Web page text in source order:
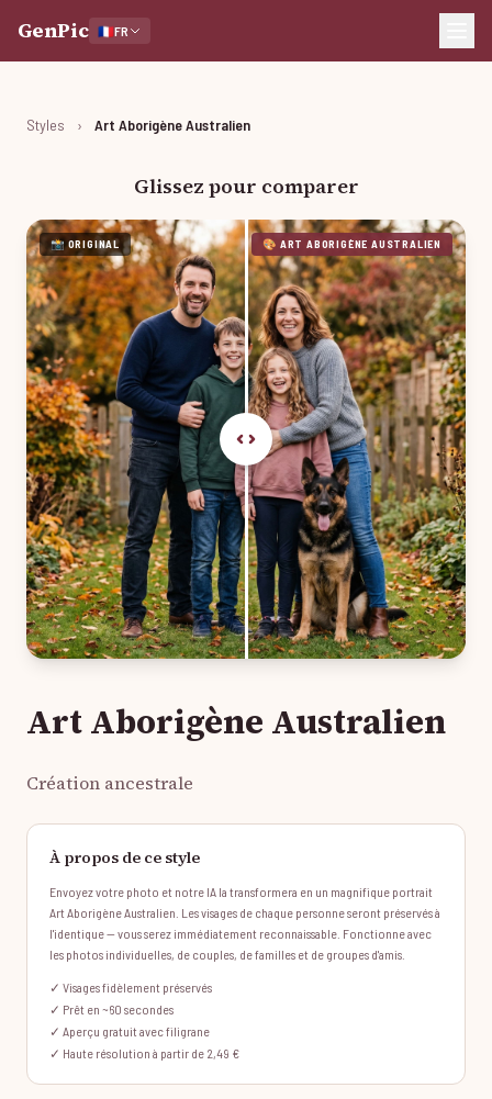
GenPic 🇫🇷FR
Styles › Art Aborigène Australien
Glissez pour comparer
📸 ORIGINAL 🎨 ART ABORIGÈNE AUSTRALIEN
Art Aborigène Australien
Création ancestrale
À propos de ce style
Envoyez votre photo et notre IA la transformera en un magnifique portrait
Art Aborigène Australien. Les visages de chaque personne seront préservés à
l'identique — vous serez immédiatement reconnaissable. Fonctionne avec
les photos individuelles, de couples, de familles et de groupes d'amis.
✓ Visages fidèlement préservés
✓ Prêt en ~60 secondes
✓ Aperçu gratuit avec filigrane
✓ Haute résolution à partir de 2,49 €